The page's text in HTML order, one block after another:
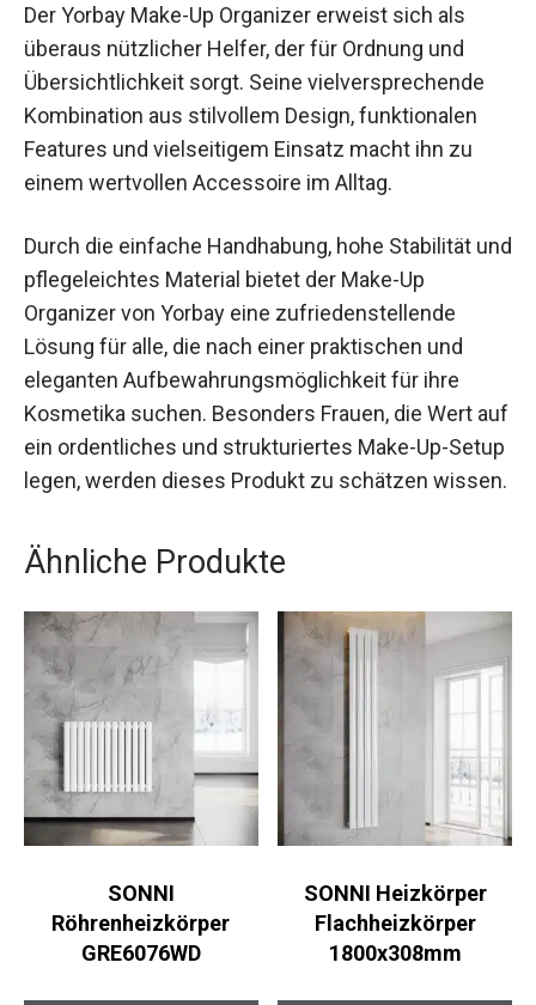
Der Yorbay Make-Up Organizer erweist sich als
überaus nützlicher Helfer, der für Ordnung und
Übersichtlichkeit sorgt. Seine vielversprechende
Kombination aus stilvollem Design, funktionalen
Features und vielseitigem Einsatz macht ihn zu
einem wertvollen Accessoire im Alltag.
Durch die einfache Handhabung, hohe Stabilität und
pflegeleichtes Material bietet der Make-Up
Organizer von Yorbay eine zufriedenstellende
Lösung für alle, die nach einer praktischen und
eleganten Aufbewahrungsmöglichkeit für ihre
Kosmetika suchen. Besonders Frauen, die Wert auf
ein ordentliches und strukturiertes Make-Up-Setup
legen, werden dieses Produkt zu schätzen wissen.
Ähnliche Produkte
SONNI
Röhrenheizkörper
GRE6076WD
SONNI Heizkörper
Flachheizkörper
1800x308mm